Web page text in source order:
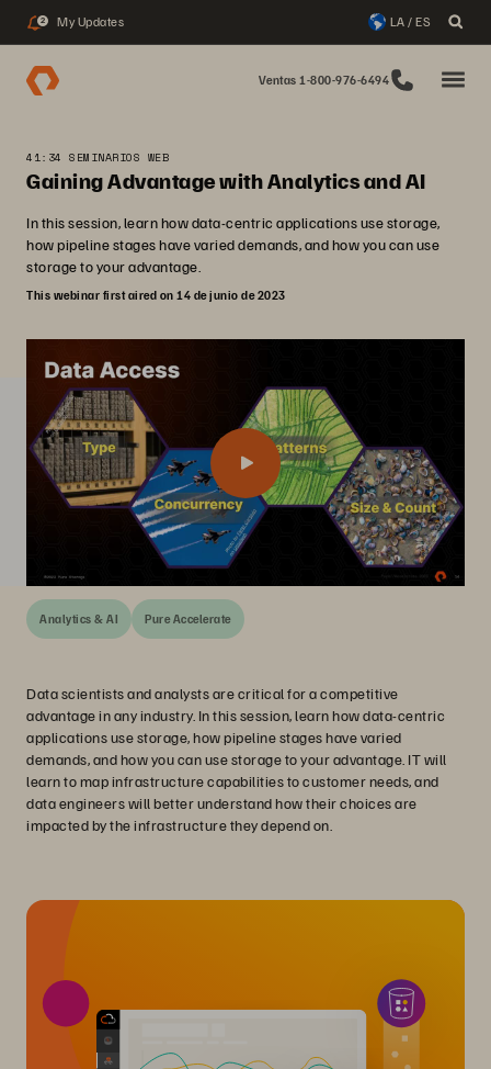
2 My Updates LA / ES
Ventas 1-800-976-6494
41:34 SEMINARIOS WEB
Gaining Advantage with Analytics and AI
In this session, learn how data-centric applications use storage,
how pipeline stages have varied demands, and how you can use
storage to your advantage.
This webinar first aired on 14 de junio de 2023
Analytics & AI Pure Accelerate
Data scientists and analysts are critical for a competitive
advantage in any industry. In this session, learn how data-centric
applications use storage, how pipeline stages have varied
demands, and how you can use storage to your advantage. IT will
learn to map infrastructure capabilities to customer needs, and
data engineers will better understand how their choices are
impacted by the infrastructure they depend on.